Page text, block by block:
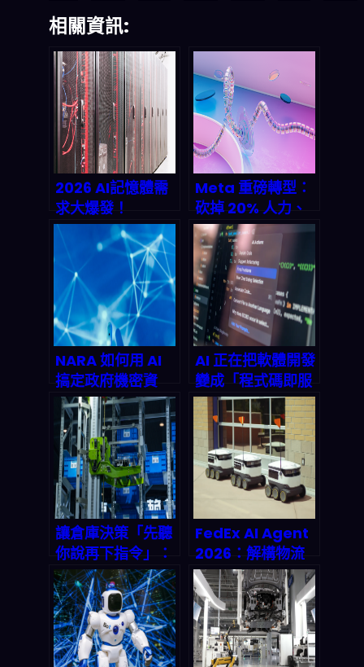
相關資訊:
2026 AI記憶體需
求大爆發！
Micron Q2營收預
計狂飆137%、
HBM4全售罄的產
業鏈革命
Meta 重磅轉型：
砍掉 20% 人力、
豪擲 600 億美元
攻 AI，Avocado
模型能否扭轉戰
局？
NARA 如何用 AI
搞定政府機密資
料？2026 年資安
變革全解析
AI 正在把軟體開發
變成「程式碼即服
務」：2026 年你
該怎麼抓住機會與
避開坑？
讓倉庫決策「先聽
你說再下指令」：
AutoScheduler.
AI 將語音整合到倉
庫決策代理，
2026 之後供應鏈
會怎麼變？
FedEx AI Agent
2026：解構物流
巨頭的自動化工廠
革命，你的包裹將
由AI全權處理？